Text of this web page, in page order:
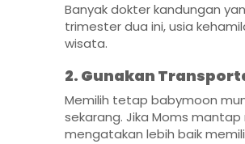
Banyak dokter kandungan
trimester dua ini, usia
wisata.
2. Gunakan
Memilih tetap babymoon
sekarang. Jika Moms
mengatakan lebih baik